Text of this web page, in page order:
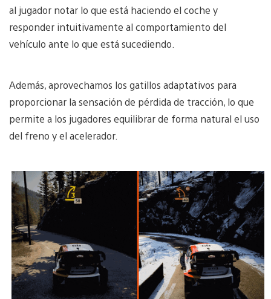
al jugador notar lo que está haciendo el coche y
responder intuitivamente al comportamiento del
vehículo ante lo que está sucediendo.
Además, aprovechamos los gatillos adaptativos para
proporcionar la sensación de pérdida de tracción, lo que
permite a los jugadores equilibrar de forma natural el uso
del freno y el acelerador.